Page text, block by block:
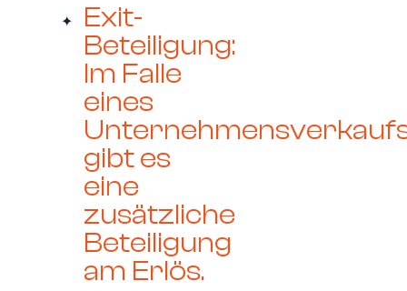
Exit-
Beteiligung:
Im Falle
eines
gibt es
eine
zusätzliche
Beteiligung
am Erlös.